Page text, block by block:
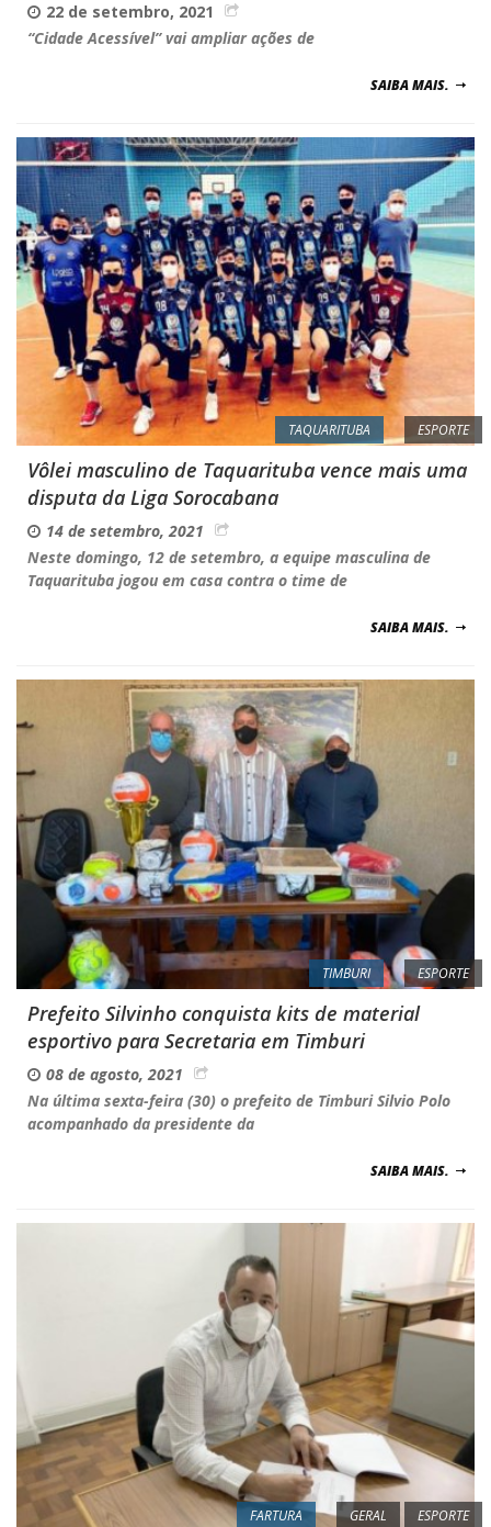
22 de setembro, 2021
“Cidade Acessível” vai ampliar ações de
SAIBA MAIS.
TAQUARITUBA ESPORTE
Vôlei masculino de Taquarituba vence mais uma
disputa da Liga Sorocabana
14 de setembro, 2021
Neste domingo, 12 de setembro, a equipe masculina de
Taquarituba jogou em casa contra o time de
SAIBA MAIS.
TIMBURI ESPORTE
Prefeito Silvinho conquista kits de material
esportivo para Secretaria em Timburi
08 de agosto, 2021
Na última sexta-feira (30) o prefeito de Timburi Silvio Polo
acompanhado da presidente da
SAIBA MAIS.
FARTURA GERAL ESPORTE